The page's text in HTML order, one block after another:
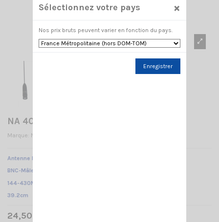
NA 403 BNC- M
Marque: NAGOYA
Antenne NA-403 NAGOYA /
BNC-Mâle /
144-430Mhz
39.2cm
24,50 € TTC
Sélectionnez votre pays ×
Nos prix bruts peuvent varier en fonction du pays.
Enregistrer